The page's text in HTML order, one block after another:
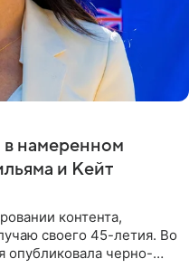
намеренном
и Кейт
контента,
своего 45-летия. Во
опубликовала черно-